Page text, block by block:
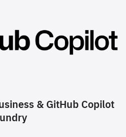
& GitHub Copilot